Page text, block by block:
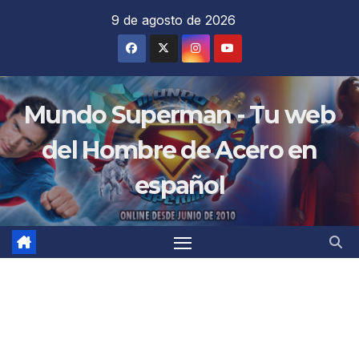
9 de agosto de 2026
Mundo Superman - Tu web
del Hombre de Acero en
español